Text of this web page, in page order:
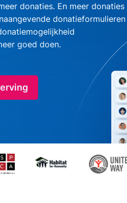
donaties. En meer donaties
donatieformulieren
goed doen.